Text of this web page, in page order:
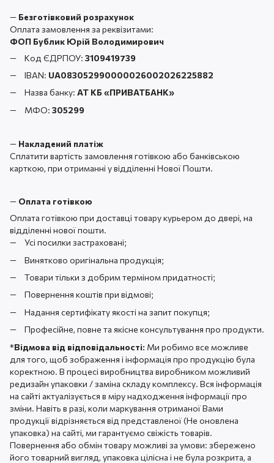
— Безготівковий розрахунок
Оплата замовлення за реквізитами:
ФОП Бублик Юрій Володимирович
Код ЄДРПОУ: 3109419739
IBAN: UA083052990000026002026225882
Назва банку: АТ КБ «ПРИВАТБАНК»
МФО: 305299
— Накладений платіж
Сплатити вартість замовлення готівкою або банківською
карткою, при отриманні у відділенні Нової Пошти.
— Оплата готівкою
Оплата готівкою при доставці товару курьером до двері, на
відділенні нової пошти.
Усі посилки застраховані;
Винятково оригінальна продукція;
Товари тільки з добрим терміном придатності;
Повернення коштів при відмові;
Надання сертифікату якості на запит покупця;
Професійне, повне та якісне консультування про продукти.
*Відмова від відповідальності: Ми робимо все можливе
для того, щоб зображення і інформація про продукцію була
коректною. В процесі виробництва виробником можливий
редизайн упаковки / заміна складу комплексу. Вся інформація
на сайті актуалізується в міру надходження інформації про
зміни. Навіть в разі, коли маркування отриманої Вами
продукції відрізняється від представленої (Не оновлена ​​
упаковка) на сайті, ми гарантуємо свіжість товарів.
Повернення або обмін товару можливі за умови: збережено
його товарний вигляд, упаковка цілісна і не була розкрита, а